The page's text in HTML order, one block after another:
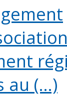
au (...)